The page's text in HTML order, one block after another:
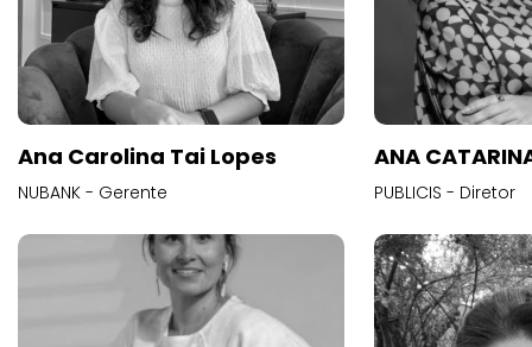
Ana Carolina Tai Lopes
NUBANK - Gerente
ANA
PUBLICIS - Diretor